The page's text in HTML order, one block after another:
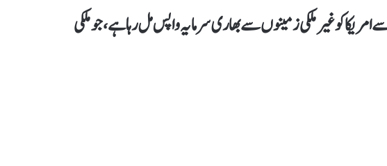
کو غیر ملکی زمینوں سے بھاری سرمایہ واپس مل رہا ہے، جو ملکی